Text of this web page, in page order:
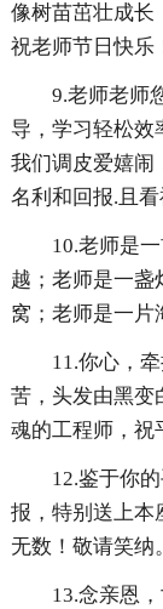
像树苗茁壮成长
祝老师节日快乐
9.老师老师
导，学习轻松效
我们调皮爱嬉闹
名利和回报.且
10.老师是
越；老师是一盏
窝；老师是一片
11.你心，
苦，头发由黑变
魂的工程师，祝
12.鉴于你
报，特别送上本
无数！敬请笑纳。
13.念亲恩